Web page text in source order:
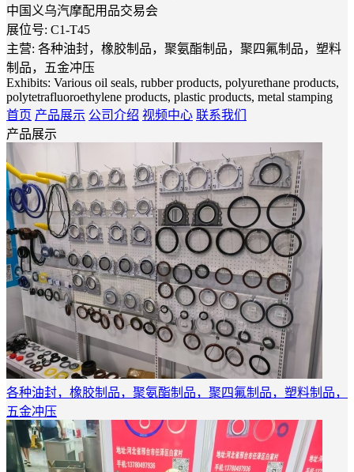
中国义乌汽摩配用品交易会
展位号: C1-T45
主营: 各种油封，橡胶制品，聚氨酯制品，聚四氟制品，塑料
制品，五金冲压
Exhibits: Various oil seals, rubber products, polyurethane products,
polytetrafluoroethylene products, plastic products, metal stamping
首页 产品展示 公司介绍 视频中心 联系我们
产品展示
各种油封，橡胶制品，聚氨酯制品，聚四氟制品，塑料制品，
五金冲压